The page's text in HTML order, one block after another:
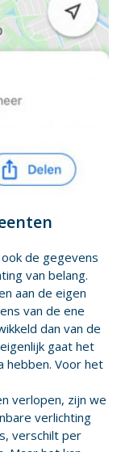
de gegevens
van belang.
aan de eigen
van de ene
dan van de
gaat het
hebben. Voor het
verlopen, zijn we
verlichting
verschilt per